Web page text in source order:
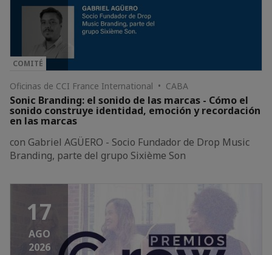
COMITÉ
Oficinas de CCI France International • CABA
Sonic Branding: el sonido de las marcas - Cómo el
sonido construye identidad, emoción y recordación
en las marcas
con Gabriel AGÜERO - Socio Fundador de Drop Music
Branding, parte del grupo Sixième Son
17
AGO
2026